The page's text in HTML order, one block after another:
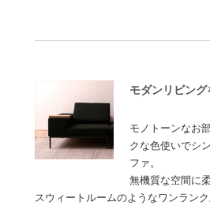
モダンリビン
モノトーンなお
クな色使いでシ
ファ。
無機質な空間に
スウィートルームのようなワンラン